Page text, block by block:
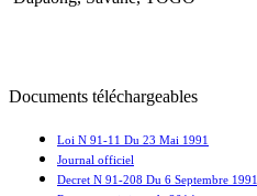
Documents téléchargeables
Loi N 91-11 Du 23 Mai 1991
Journal officiel
Decret N 91-208 Du 6 Septembre 1991